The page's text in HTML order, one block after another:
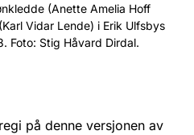
(Anette Amelia Hoff
Vidar Lende) i Erik Ulfsbys
Foto: Stig Håvard Dirdal.
på denne versjonen av